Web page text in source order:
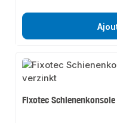
Fixotec